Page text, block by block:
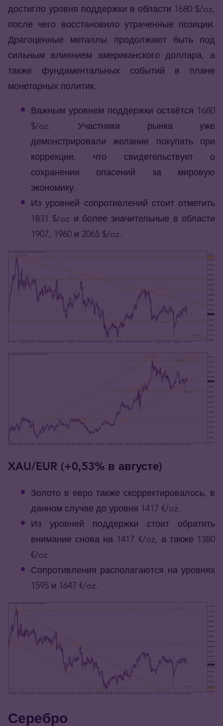
достигло уровня поддержки в области 1680 $/oz,
после чего восстановило утраченные позиции.
Драгоценные металлы продолжают быть под
сильным влиянием американского доллара, а
также фундаментальных событий в плане
монетарных политик.
Важным уровнем поддержки остаётся 1680
$/oz. Участники рынка уже
демонстрировали желание покупать при
коррекции, что свидетельствует о
сохранении опасений за мировую
экономику.
Из уровней сопротивлений стоит отметить
1831 $/oz и более значительные в области
1907, 1960 и 2065 $/oz.
XAU/EUR (+0,53% в августе)
Золото в евро также скорректировалось, в
данном случае до уровня 1417 €/oz.
Из уровней поддержки стоит обратить
внимание снова на 1417 €/oz, а также 1380
€/oz.
Сопротивления располагаются на уровнях
1595 и 1647 €/oz.
Серебро